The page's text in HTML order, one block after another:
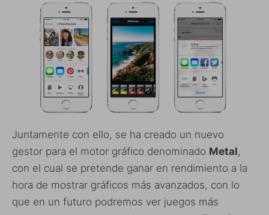
Juntamente con ello, se ha creado un nuevo
gestor para el motor gráfico denominado Metal,
con el cual se pretende ganar en rendimiento a la
hora de mostrar gráficos más avanzados, con lo
que en un futuro podremos ver juegos más